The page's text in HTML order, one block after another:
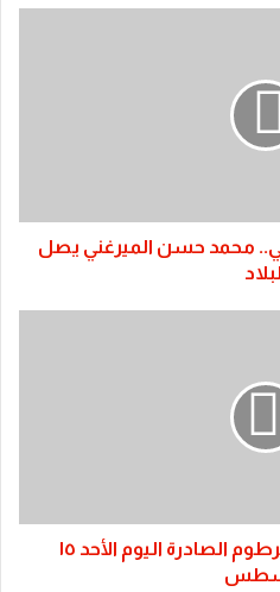
محمد حسن الميرغني يصل
أهم ماجاء في صحف الخرطوم الصادرة اليوم الأحد ١٥